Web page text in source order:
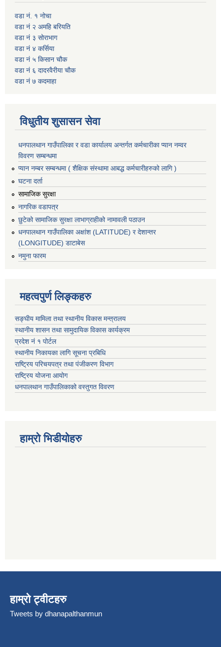
वडा नं. १ नोचा
वडा नं २ अमहि बरियति
वडा नं ३ सोराभाग
वडा नं ४ कर्सिया
वडा नं ५ किसान चौक
वडा नं ६ दादरवैरीया चाैक
वडा नं ७ कदमाहा
विधुतीय शुसासन सेवा
धनपालथान गाउँपालिका र वडा कार्यालय अन्तर्गत कर्मचारीका प्यान नम्वर
विवरण सम्बन्धमा
प्यान नम्बर सम्बन्धमा ( शैक्षिक संस्थामा आबद्ध कर्मचारीहरुको लागि )
घटना दर्ता
सामाजिक सुरक्षा
नागरिक वडापत्र
छुटेको सामाजिक सुरक्षा लाभाग्राहीको नामावली पठाउन
धनपालथान गाउँपालिका अक्षांश (LATITUDE) र देशान्तर
(LONGITUDE) डाटाबेस
नमुना फारम
महत्वपुर्ण लिङ्कहरु
सङ्घीय मामिला तथा स्थानीय विकास मन्त्रालय
स्थानीय शासन तथा सामुदायिक विकास कार्यक्रम
प्रदेश नं १ पोर्टल
स्थानीय निकायका लागि सूचना प्रबिधि
राष्ट्रिय परिचयपत्र तथा पंजीकरण विभाग
राष्ट्रिय योजना आयोग
धनपालथान गाउँपालिकाको वस्तुगत विवरण
हाम्रो भिडीयोहरु
हाम्रो ट्वीटहरु
Tweets by dhanapalthanmun